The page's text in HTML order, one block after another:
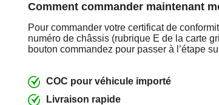
Comment commander maintenant
Pour commander votre certificat de
numéro de châssis (rubrique E de la carte
bouton commandez pour passer à l’étape
COC pour véhicule importé
Livraison rapide